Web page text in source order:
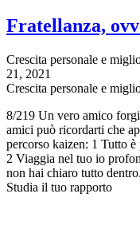
Fratellanza,
Crescita personale e
21, 2021
Crescita personale e
8/219 Un vero amico
amici può ricordarti che
percorso kaizen: 1 Tutto è
2 Viaggia nel tuo io
non hai chiaro tutto
Studia il tuo rapporto